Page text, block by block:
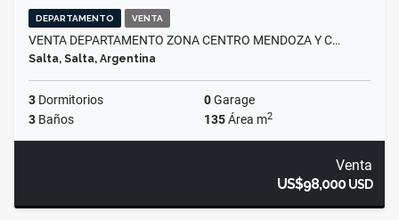
DEPARTAMENTO VENTA
VENTA DEPARTAMENTO ZONA CENTRO MENDOZA Y C…
Salta, Salta, Argentina
3 Dormitorios 0Garage
3 Baños 135Área m2
Venta
US$98,000USD